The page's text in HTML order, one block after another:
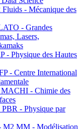
- Mécanique des
- Grandes
Lasers,
- Physique des Hautes
- Centre International
- Chimie des
- Physique par
MM - Modélisation